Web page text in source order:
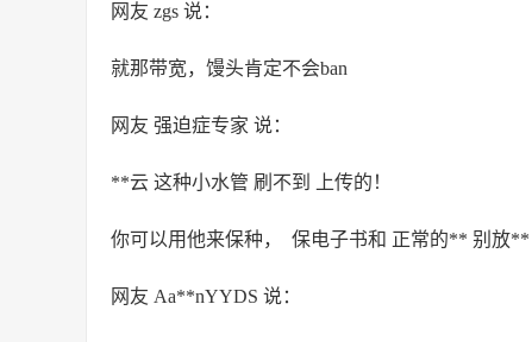
网友 zgs 说：
就那带宽，馒头肯定不会ban
网友 强迫症专家 说：
**云 这种小水管 刷不到 上传的！
你可以用他来保种， 保电子书和 正常的** 别放**
网友 Aa**nYYDS 说：